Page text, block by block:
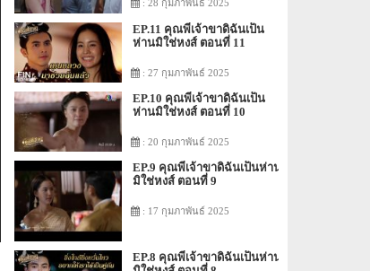
: 28 กุมภาพันธ์ 2025
EP.11 คุณพี่เจ้าขาดิฉันเป็น
ห่านมิใช่หงส์ ตอนที่ 11
: 27 กุมภาพันธ์ 2025
EP.10 คุณพี่เจ้าขาดิฉันเป็น
ห่านมิใช่หงส์ ตอนที่ 10
: 20 กุมภาพันธ์ 2025
EP.9 คุณพี่เจ้าขาดิฉันเป็นห่าน
มิใช่หงส์ ตอนที่ 9
: 17 กุมภาพันธ์ 2025
EP.8 คุณพี่เจ้าขาดิฉันเป็นห่าน